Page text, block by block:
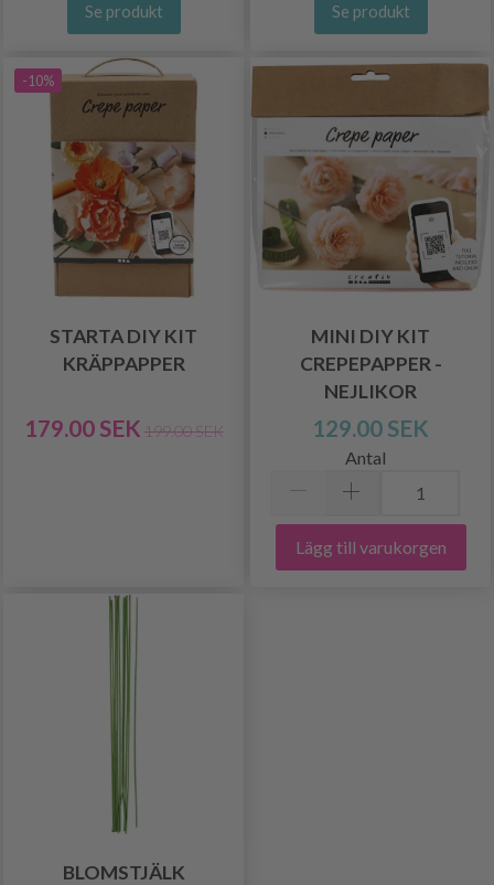
Se produkt Se produkt
-10%
STARTA DIY KIT
KRÄPPAPPER
179.00 SEK 199.00 SEK
MINI DIY KIT
CREPEPAPPER -
NEJLIKOR
129.00 SEK
Antal
Lägg till varukorgen
BLOMSTJÄLK